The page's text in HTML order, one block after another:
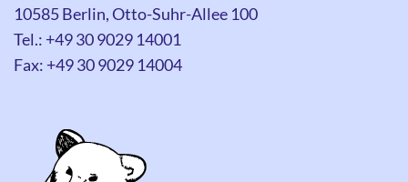
10585 Berlin, Otto-Suhr-Allee 100
Tel.: +49 30 9029 14001
Fax: +49 30 9029 14004